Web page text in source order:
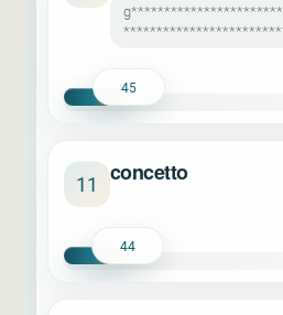
45
11 concetto
44